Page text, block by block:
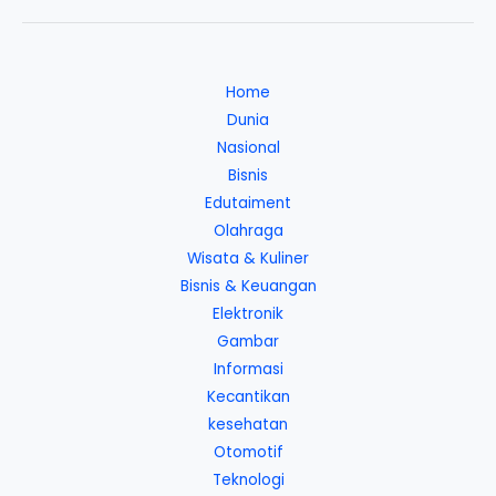
Home
Dunia
Nasional
Bisnis
Edutaiment
Olahraga
Wisata & Kuliner
Bisnis & Keuangan
Elektronik
Gambar
Informasi
Kecantikan
kesehatan
Otomotif
Teknologi